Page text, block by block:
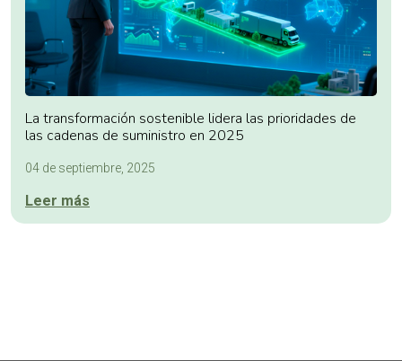
La transformación sostenible lidera las prioridades de
las cadenas de suministro en 2025
04 de septiembre, 2025
Leer más